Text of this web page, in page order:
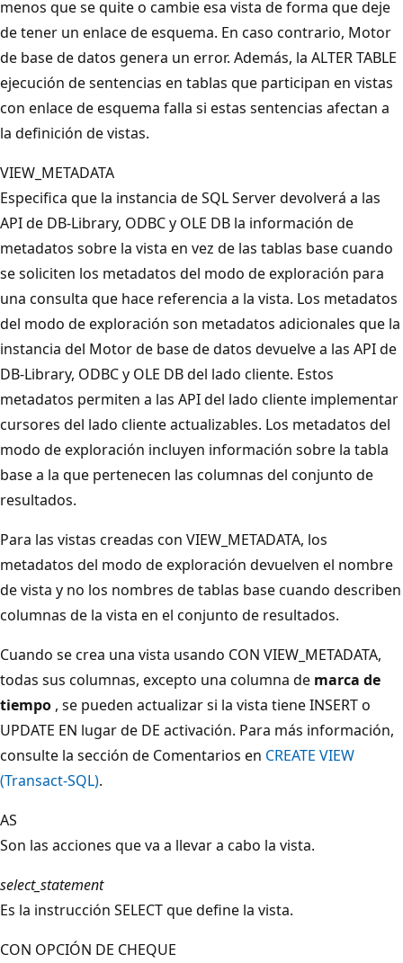
menos que se quite o cambie esa vista de forma que deje
de tener un enlace de esquema. En caso contrario, Motor
de base de datos genera un error. Además, la ALTER TABLE
ejecución de sentencias en tablas que participan en vistas
con enlace de esquema falla si estas sentencias afectan a
la definición de vistas.
VIEW_METADATA
Especifica que la instancia de SQL Server devolverá a las
API de DB-Library, ODBC y OLE DB la información de
metadatos sobre la vista en vez de las tablas base cuando
se soliciten los metadatos del modo de exploración para
una consulta que hace referencia a la vista. Los metadatos
del modo de exploración son metadatos adicionales que la
instancia del Motor de base de datos devuelve a las API de
DB-Library, ODBC y OLE DB del lado cliente. Estos
metadatos permiten a las API del lado cliente implementar
cursores del lado cliente actualizables. Los metadatos del
modo de exploración incluyen información sobre la tabla
base a la que pertenecen las columnas del conjunto de
resultados.
Para las vistas creadas con VIEW_METADATA, los
metadatos del modo de exploración devuelven el nombre
de vista y no los nombres de tablas base cuando describen
columnas de la vista en el conjunto de resultados.
Cuando se crea una vista usando CON VIEW_METADATA,
todas sus columnas, excepto una columna de marca de
tiempo , se pueden actualizar si la vista tiene INSERT o
UPDATE EN lugar de DE activación. Para más información,
consulte la sección de Comentarios en CREATE VIEW
(Transact-SQL).
AS
Son las acciones que va a llevar a cabo la vista.
select_statement
Es la instrucción SELECT que define la vista.
CON OPCIÓN DE CHEQUE